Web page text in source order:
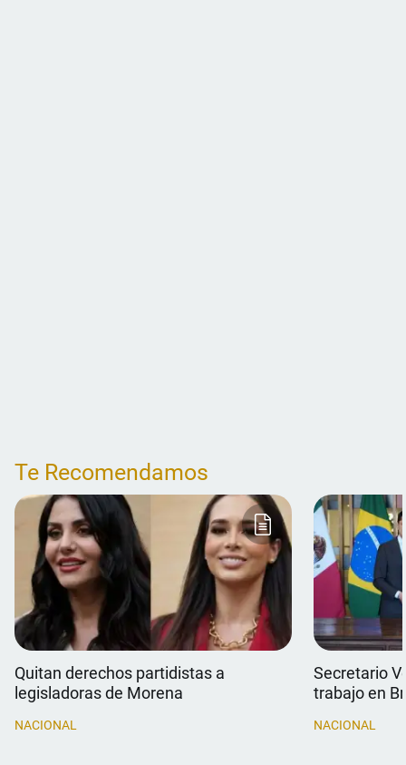
Te Recomendamos
Quitan derechos partidistas a
legisladoras de Morena
NACIONAL
Secretario
trabajo en
NACIONAL